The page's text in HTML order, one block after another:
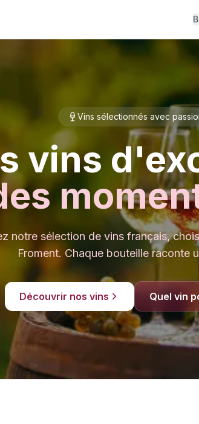
Vins sélectionnés avec
vins
notre sélection de vins français,
Froment. Chaque bouteille raconte
Découvrir nos vins Quel vin